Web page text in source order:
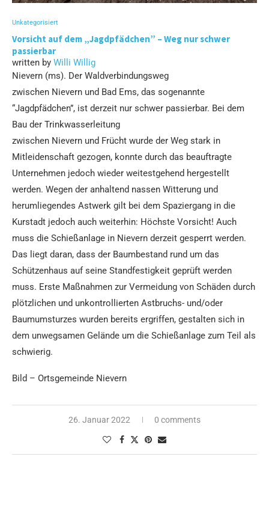
Unkategorisiert
Vorsicht auf dem „Jagdpfädchen” – Weg nur schwer
passierbar
written by Willi Willig
Nievern (ms). Der Waldverbindungsweg
zwischen Nievern und Bad Ems, das sogenannte
“Jagdpfädchen”, ist derzeit nur schwer passierbar. Bei dem
Bau der Trinkwasserleitung
zwischen Nievern und Frücht wurde der Weg stark in
Mitleidenschaft gezogen, konnte durch das beauftragte
Unternehmen jedoch wieder weitestgehend hergestellt
werden. Wegen der anhaltend nassen Witterung und
herumliegendes Astwerk gilt bei dem Spaziergang in die
Kurstadt jedoch auch weiterhin: Höchste Vorsicht! Auch
muss die Schießanlage in Nievern derzeit gesperrt werden.
Das liegt daran, dass der Baumbestand rund um das
Schützenhaus auf seine Standfestigkeit geprüft werden
muss. Erste Maßnahmen zur Vermeidung von Schäden durch
plötzlichen und unkontrollierten Astbruchs- und/oder
Baumumsturzes wurden bereits ergriffen, gestalten sich in
dem unwegsamen Gelände um die Schießanlage zum Teil als
schwierig.
Bild – Ortsgemeinde Nievern
26. Januar 2022 0 comments